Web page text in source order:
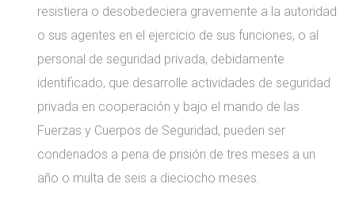
resistiera o desobedeciera gravemente a la autoridad
o sus agentes en el ejercicio de sus funciones, o al
personal de seguridad privada, debidamente
identificado, que desarrolle actividades de seguridad
privada en cooperación y bajo el mando de las
Fuerzas y Cuerpos de Seguridad, pueden ser
condenados a pena de prisión de tres meses a un
año o multa de seis a dieciocho meses.